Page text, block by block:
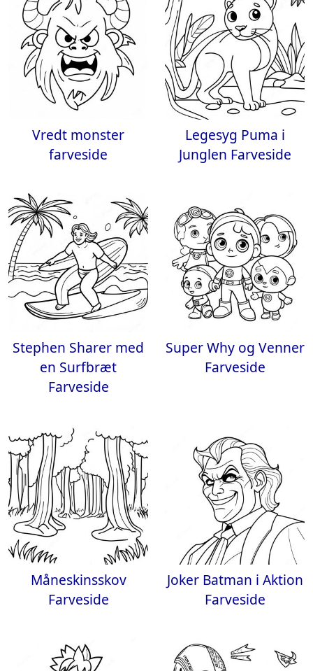
Vredt monster
farveside
Legesyg Puma i
Junglen Farveside
Stephen Sharer med
en Surfbræt
Farveside
Super Why og Venner
Farveside
Måneskinsskov
Farveside
Joker Batman i Aktion
Farveside